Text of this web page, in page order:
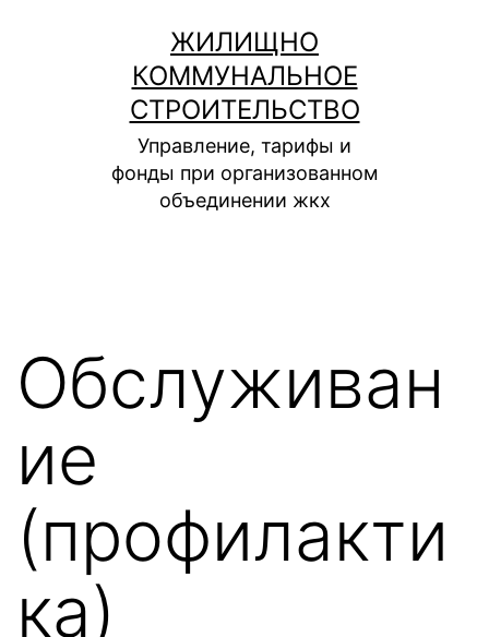
содержимому
ЖИЛИЩНО
КОММУНАЛЬНОЕ
СТРОИТЕЛЬСТВО
Управление, тарифы и
фонды при организованном
объединении жкх
Обслуживан
ие
(профилакти
ка)